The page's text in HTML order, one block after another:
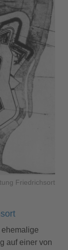
Friedrichsort
auf einer von